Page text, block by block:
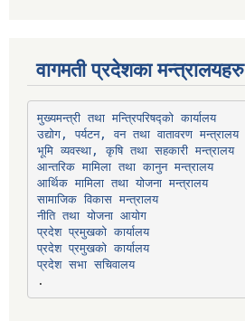
वागमती प्रदेशका मन्त्रालयहरु
मुख्यमन्त्री तथा मन्त्रिपरिषद्को कार्यालय
उद्योग, पर्यटन, वन तथा वातावरण मन्त्रालय
भूमि व्यवस्था, कृषि तथा सहकारी मन्त्रालय
आन्तरिक मामिला तथा कानुन मन्त्रालय
आर्थिक मामिला तथा योजना मन्त्रालय
सामाजिक विकास मन्त्रालय
नीति तथा योजना आयोग
प्रदेश प्रमुखको कार्यालय
प्रदेश प्रमुखको कार्यालय
प्रदेश सभा सचिवालय